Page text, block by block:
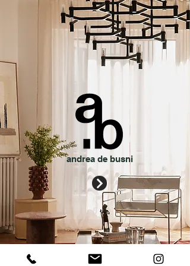
andrea de busni